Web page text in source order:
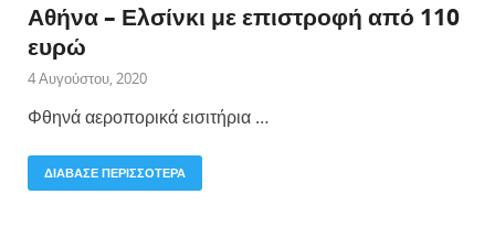
Αθήνα – Ελσίνκι με επιστροφή από 110
ευρώ
4 Αυγούστου, 2020
Φθηνά αεροπορικά εισιτήρια …
ΔΙΑΒΑΣΕ ΠΕΡΙΣΣΟΤΕΡΑ